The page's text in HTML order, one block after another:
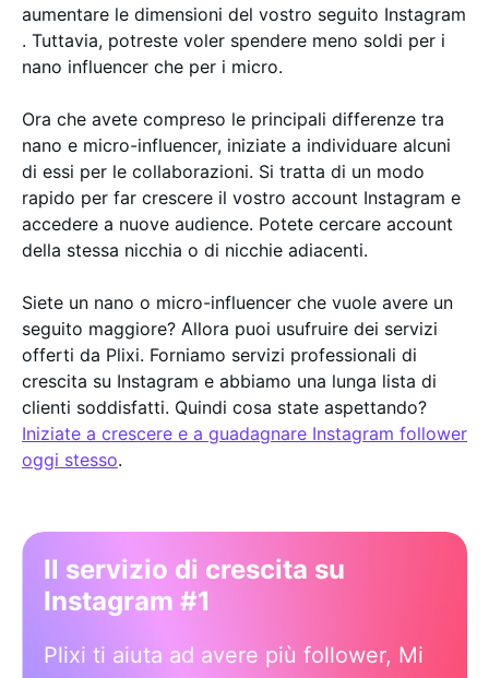
aumentare le dimensioni del vostro seguito Instagram
. Tuttavia, potreste voler spendere meno soldi per i
nano influencer che per i micro.
Ora che avete compreso le principali differenze tra
nano e micro-influencer, iniziate a individuare alcuni
di essi per le collaborazioni. Si tratta di un modo
rapido per far crescere il vostro account Instagram e
accedere a nuove audience. Potete cercare account
della stessa nicchia o di nicchie adiacenti.
Siete un nano o micro-influencer che vuole avere un
seguito maggiore? Allora puoi usufruire dei servizi
offerti da Plixi. Forniamo servizi professionali di
crescita su Instagram e abbiamo una lunga lista di
clienti soddisfatti. Quindi cosa state aspettando?
Iniziate a crescere e a guadagnare Instagram follower
oggi stesso.
Il servizio di crescita su
Instagram #1
Plixi ti aiuta ad avere più follower, Mi